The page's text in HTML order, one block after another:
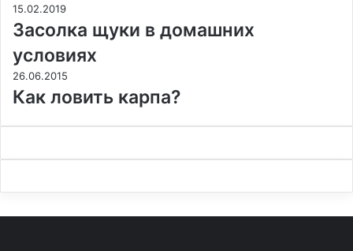
15.02.2019
Засолка щуки в домашних
условиях
26.06.2015
Как ловить карпа?